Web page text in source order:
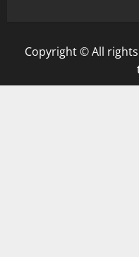
Copyright © All